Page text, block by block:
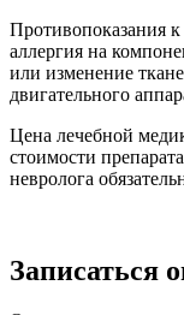
Противопоказания
аллергия на
или изменение
двигательного
Цена лечебной
стоимости
невролога
Записаться